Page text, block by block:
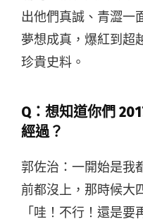
出他們真誠、青澀一
夢想成真，爆紅到 超
珍貴史料。
Q：想知道你們
經過？
郭佐治：一開始是我
前都沒上，那時候大
「哇！不行！還是